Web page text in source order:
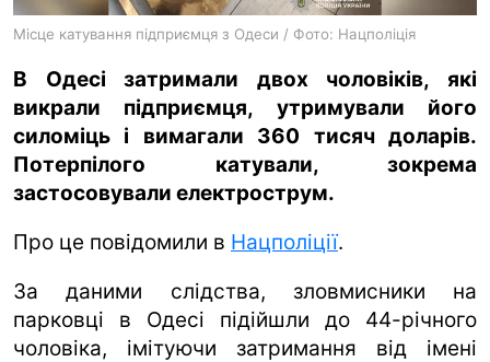
Місце катування підприємця з Одеси / Фото: Нацполіція
В Одесі затримали двох чоловіків, які
викрали підприємця, утримували його
силоміць і вимагали 360 тисяч доларів.
Потерпілого катували, зокрема
застосовували електрострум.
Про це повідомили в Нацполіції.
За даними слідства, зловмисники на
парковці в Одесі підійшли до 44-річного
чоловіка, імітуючи затримання від імені